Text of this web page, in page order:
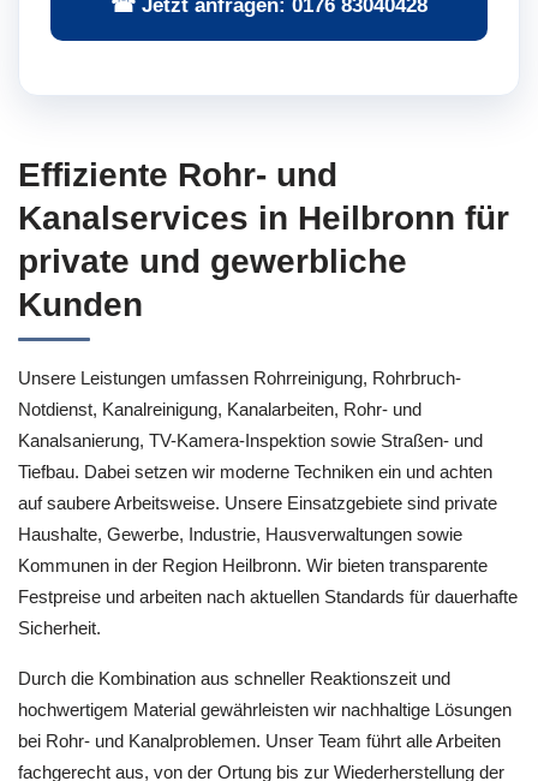
☎ Jetzt anfragen: 0176 83040428
Effiziente Rohr- und
Kanalservices in Heilbronn für
private und gewerbliche
Kunden
Unsere Leistungen umfassen Rohrreinigung, Rohrbruch-
Notdienst, Kanalreinigung, Kanalarbeiten, Rohr- und
Kanalsanierung, TV-Kamera-Inspektion sowie Straßen- und
Tiefbau. Dabei setzen wir moderne Techniken ein und achten
auf saubere Arbeitsweise. Unsere Einsatzgebiete sind private
Haushalte, Gewerbe, Industrie, Hausverwaltungen sowie
Kommunen in der Region Heilbronn. Wir bieten transparente
Festpreise und arbeiten nach aktuellen Standards für dauerhafte
Sicherheit.
Durch die Kombination aus schneller Reaktionszeit und
hochwertigem Material gewährleisten wir nachhaltige Lösungen
bei Rohr- und Kanalproblemen. Unser Team führt alle Arbeiten
fachgerecht aus, von der Ortung bis zur Wiederherstellung der